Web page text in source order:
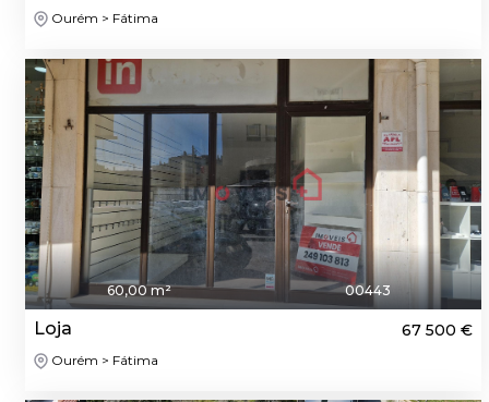
Ourém > Fátima
60,00 m² 00443
Loja 67 500 €
Ourém > Fátima